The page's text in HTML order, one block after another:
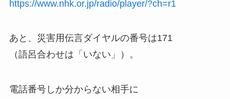
https://www.nhk.or.jp/radio/player/?ch=r1
あと、災害用伝言ダイヤルの番号は171
（語呂合わせは「いない」）。
電話番号しか分からない相手に